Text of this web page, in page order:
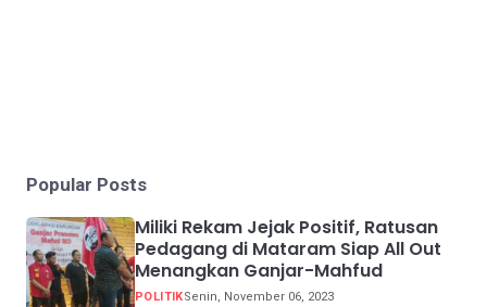
Popular Posts
Miliki Rekam Jejak Positif, Ratusan
Pedagang di Mataram Siap All Out
Menangkan Ganjar-Mahfud
POLITIKSenin, November 06, 2023